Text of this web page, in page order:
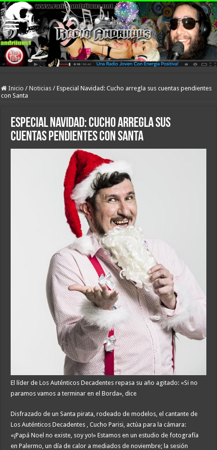
Inicio / Noticias / Especial Navidad: Cucho arregla sus cuentas pendientes
con Santa
Especial Navidad: Cucho arregla sus
cuentas pendientes con Santa
El líder de Los Auténticos Decadentes repasa su año agitado: «Si no
paramos vamos a terminar en el Borda», dice
Disfrazado de un Santa pirata, rodeado de modelos, el cantante de
Los Auténticos Decadentes , Cucho Parisi, actúa para la cámara:
«¡Papá Noel no existe, soy yo!» Estamos en un estudio de fotografía
en Palermo, un día de calor a mediados de noviembre; la sesión